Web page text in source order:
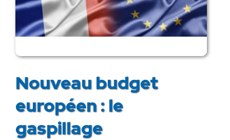
Nouveau budget
européen : le
gaspillage